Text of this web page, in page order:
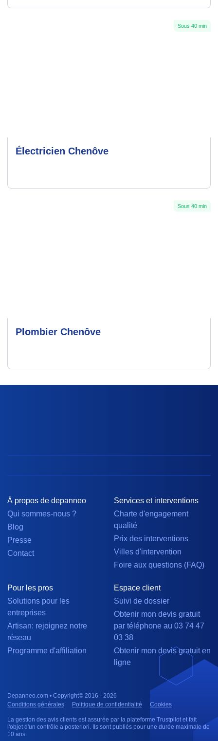
Sous 40 min
Électricien Chenôve
Sous 40 min
Plombier Chenôve
À propos de depanneo
Qui sommes-nous ?
Blog
Presse
Contact
Services et interventions
Charte d'engagement
qualité
Prix des interventions
Villes d'intervention
Foire aux questions (FAQ)
Pour les pros
Solutions pour les
entreprises
Artisan: rejoignez notre
réseau
Programme d'affiliation
Espace client
Suivi de dossier
Obtenir mon devis gratuit
par téléphone au 03 74 47
03 38
Obtenir mon devis gratuit en
ligne
Depanneo.com • Copyright© 2016 - 2026
Conditions générales
Politique de confidentialité Cookies
La gestion des avis clients est assurée par la plateforme Trustpilot et fait
l'objet d'un contrôle a posteriori. Ils sont publiés pour une durée maximale de
10 ans.